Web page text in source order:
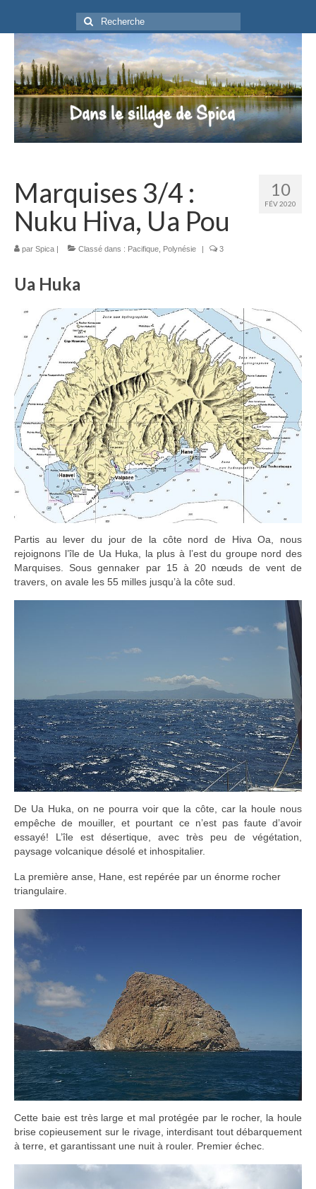
Rechercher
:
10
FÉV 2020
Marquises 3/4 :
Nuku Hiva, Ua Pou
par Spica | Classé dans : Pacifique Polynésie | 3
Ua Huka
Partis au lever du jour de la côte nord de Hiva Oa, nous
rejoignons l’île de Ua Huka, la plus à l’est du groupe nord des
Marquises. Sous gennaker par 15 à 20 nœuds de vent de
travers, on avale les 55 milles jusqu’à la côte sud.
De Ua Huka, on ne pourra voir que la côte, car la houle nous
empêche de mouiller, et pourtant ce n’est pas faute d’avoir
essayé! L’île est désertique, avec très peu de végétation,
paysage volcanique désolé et inhospitalier.
La première anse, Hane, est repérée par un énorme rocher
triangulaire.
Cette baie est très large et mal protégée par le rocher, la houle
brise copieusement sur le rivage, interdisant tout débarquement
à terre, et garantissant une nuit à rouler. Premier échec.